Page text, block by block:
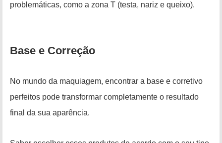
problemáticas, como a zona T (testa, nariz e queixo).
Base e Correção
No mundo da maquiagem, encontrar a base e corretivo
perfeitos pode transformar completamente o resultado
final da sua aparência.